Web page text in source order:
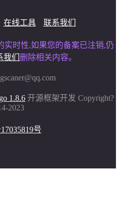
在线工具 联系我们
实时性,如果您的备案已注销,仍
我们 删除相关内容。
1.8.6 开源框架开发 Copyright?
2023
号